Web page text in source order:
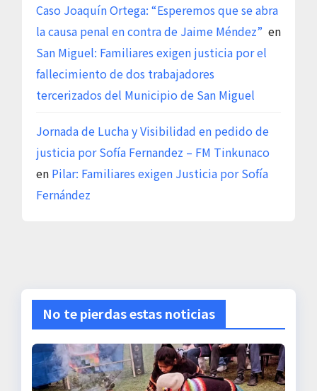
Caso Joaquín Ortega: “Esperemos que se abra
la causa penal en contra de Jaime Méndez” en
San Miguel: Familiares exigen justicia por el
fallecimiento de dos trabajadores
tercerizados del Municipio de San Miguel
Jornada de Lucha y Visibilidad en pedido de
justicia por Sofía Fernandez – FM Tinkunaco
en Pilar: Familiares exigen Justicia por Sofía
Fernández
No te pierdas estas noticias